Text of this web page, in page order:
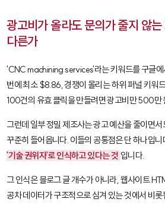
광고비가 올라도 문의가 줄지 않는
다른가
'CNC machining services'라는 키워드를 구글에
번에 최소 $8.86, 경쟁이 몰리는 하위 퍼널 키워
100건의 유효 클릭을 만들려면 광고비만 500만
그런데 일부 정밀 제조사는 광고 예산을 줄이면
꾸준히 들어옵니다. 이들의 공통점은 단 하나입니
'기술 권위자'로 인식하고 있다는 것 입니다.
그 인식은 블로그 글 개수가 아니라, 웹사이트
공차 데이터가 구조적으로 심겨 있는 것에서 비롯